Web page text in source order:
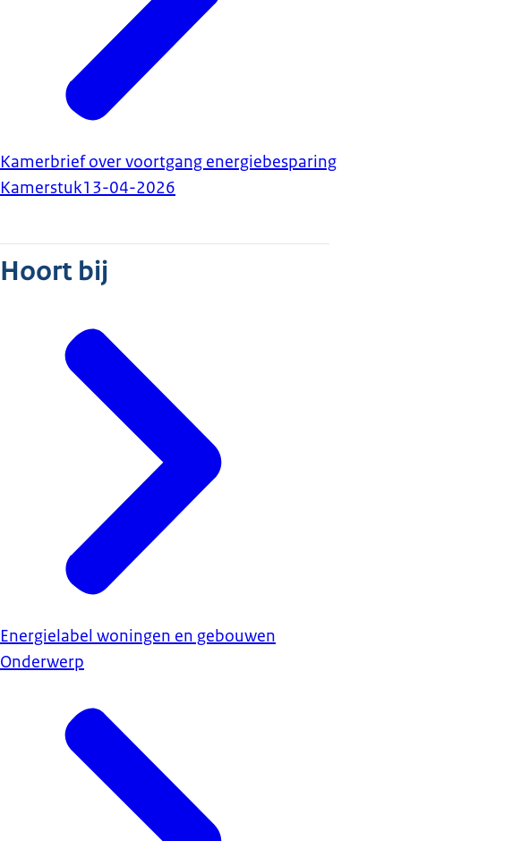
Kamerbrief over voortgang energiebesparing
Kamerstuk13-04-2026
Hoort bij
Energielabel woningen en gebouwen
Onderwerp